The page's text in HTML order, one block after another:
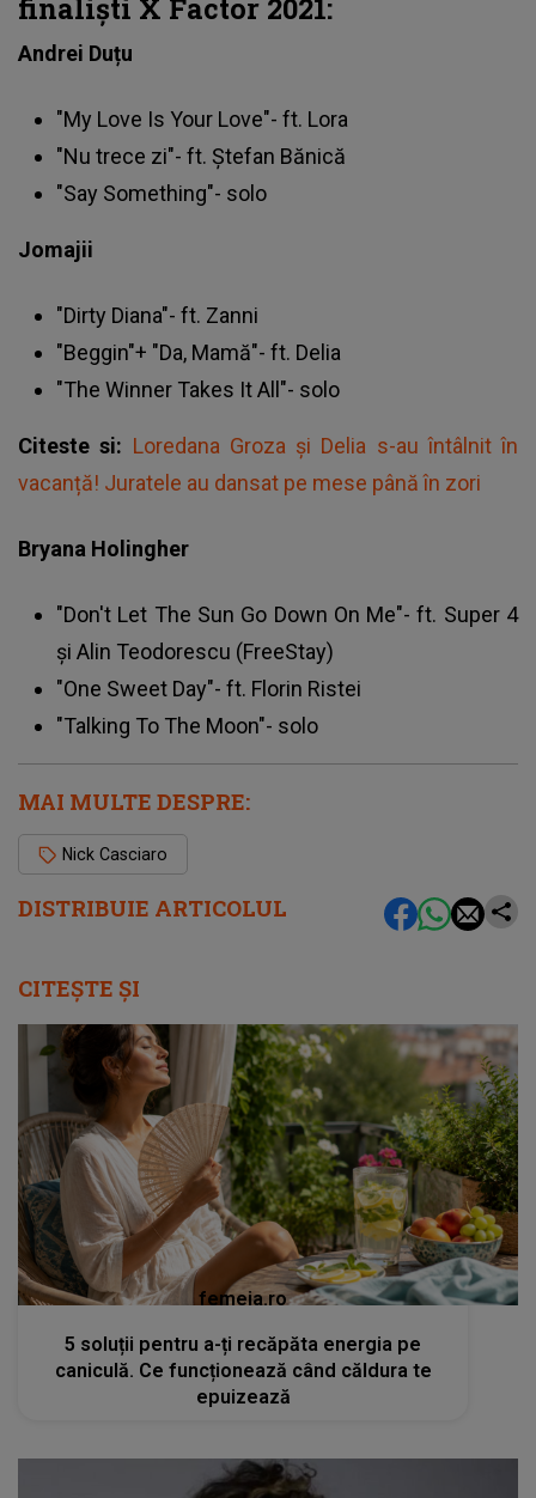
DISTRIBUIE ARTICOLUL
Andrei Duțu
"My Love Is Your Love"- ft. Lora
"Nu trece zi"- ft. Ștefan Bănică
"Say Something"- solo
Jomajii
"Dirty Diana"- ft. Zanni
"Beggin"+ "Da, Mamă"- ft. Delia
"The Winner Takes It All"- solo
Citeste si: Loredana Groza și Delia s-au întâlnit în
vacanță! Juratele au dansat pe mese până în zori
Bryana Holingher
"Don't Let The Sun Go Down On Me"- ft. Super 4
și Alin Teodorescu (FreeStay)
"One Sweet Day"- ft. Florin Ristei
"Talking To The Moon"- solo
MAI MULTE DESPRE:
Nick Casciaro
CITEȘTE ȘI
femeia.ro
5 soluții pentru a-ți recăpăta energia pe
caniculă. Ce funcționează când căldura te
epuizează